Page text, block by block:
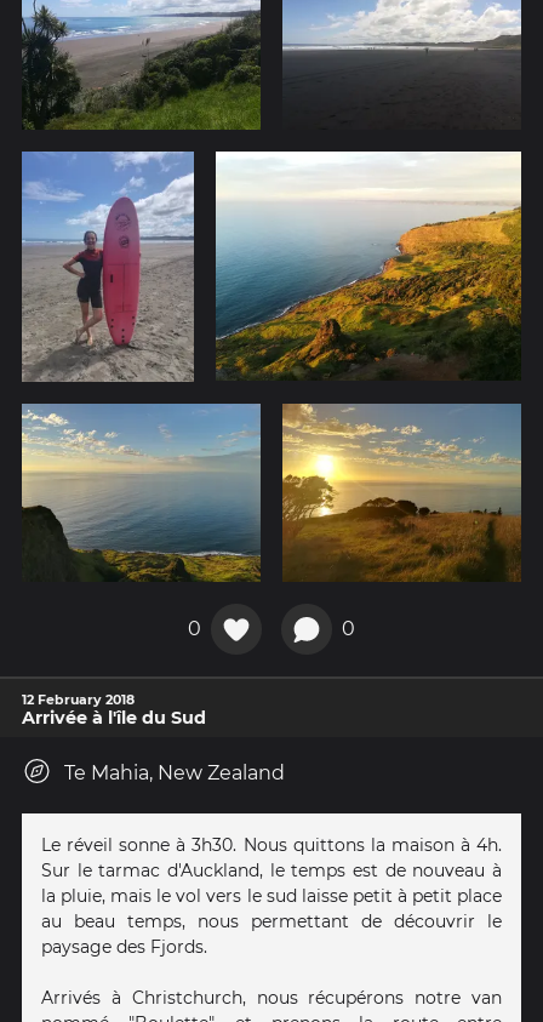
0 0
12 February 2018
Arrivée à l'île du Sud
Te Mahia, New Zealand
Le réveil sonne à 3h30. Nous quittons la maison à 4h.
Sur le tarmac d'Auckland, le temps est de nouveau à
la pluie, mais le vol vers le sud laisse petit à petit place
au beau temps, nous permettant de découvrir le
paysage des Fjords.
Arrivés à Christchurch, nous récupérons notre van